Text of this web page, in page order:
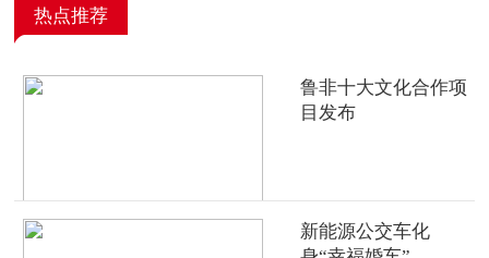
热点推荐
鲁非十大文化合作项
目发布
新能源公交车化